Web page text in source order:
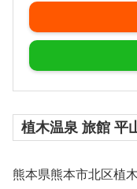
植木温泉 旅館 平
熊本県熊本市北区植